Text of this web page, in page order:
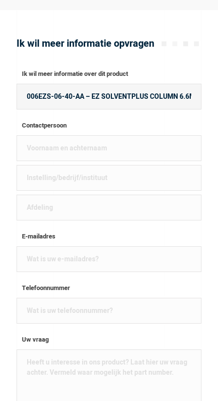
Ik wil meer informatie opvragen
Ik wil meer informatie over dit product
Contactpersoon
E-mailadres
Telefoonnummer
Uw vraag